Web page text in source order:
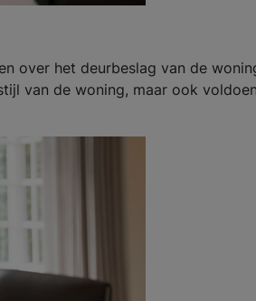
over het deurbeslag van de
van de woning, maar ook